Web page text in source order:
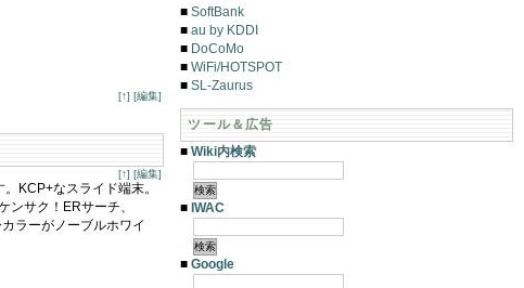
[↑] [編集]
[↑] [編集]
KCP+なスライド端末。
サク！ERサーチ、
ラーがノーブルホワイ
■SoftBank
■au by KDDI
■ DoCoMo
■WiFi/HOTSPOT
■SL-Zaurus
ツール＆広告
■Wiki内検索
■IWAC
■Google